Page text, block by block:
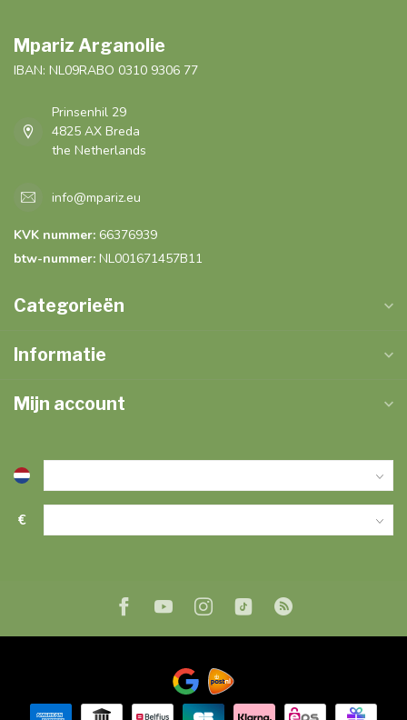
Mpariz Arganolie
IBAN: NL09RABO 0310 9306 77
Prinsenhil 29
4825 AX Breda
the Netherlands
info@mpariz.eu
KVK nummer: 66376939
btw-nummer: NL001671457B11
Categorieën
Informatie
Mijn account
€